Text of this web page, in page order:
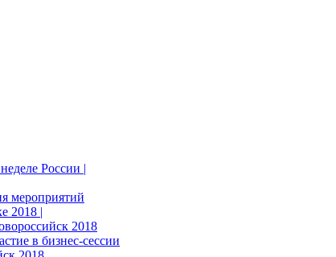
2018 |
2018
в бизнес-сессии
России |
мероприятий